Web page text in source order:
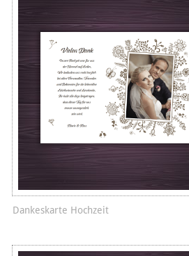
Dankeskarte Hochzeit